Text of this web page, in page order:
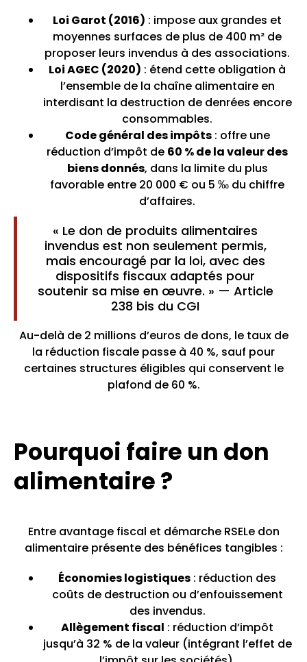
Loi Garot (2016) : impose aux grandes et
moyennes surfaces de plus de 400 m² de
proposer leurs invendus à des associations.
Loi AGEC (2020) : étend cette obligation à
l’ensemble de la chaîne alimentaire en
interdisant la destruction de denrées encore
consommables.
Code général des impôts: offre une
réduction d’impôt de 60 % de la valeur des
biens donnés, dans la limite du plus
favorable entre 20 000 € ou 5 ‰ du chiffre
d’affaires.
« Le don de produits alimentaires
invendus est non seulement permis,
mais encouragé par la loi, avec des
dispositifs fiscaux adaptés pour
soutenir sa mise en œuvre. » — Article
238 bis du CGI
Au-delà de 2 millions d’euros de dons, le taux de
la réduction fiscale passe à 40 %, sauf pour
certaines structures éligibles qui conservent le
plafond de 60 %.
Pourquoi faire un don
alimentaire ?
Entre avantage fiscal et démarche RSELe don
alimentaire présente des bénéfices tangibles :
Économies logistiques : réduction des
coûts de destruction ou d’enfouissement
des invendus.
Allègement fiscal : réduction d’impôt
jusqu’à 32 % de la valeur (intégrant l’effet de